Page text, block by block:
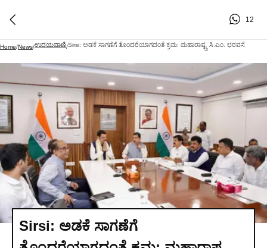
12
Home/News/ಉದಯವಾಣಿ/Sirsi: ಅಡಕೆ ಸಾಗಣೆಗೆ ತೊಂದರೆಯಾಗದಂತೆ ಕ್ರಮ: ಮಹಾರಾಷ್ಟ್ರ ಸಿ.ಎಂ. ಭರವಸೆ
Sirsi: ಅಡಕೆ ಸಾಗಣೆಗೆ